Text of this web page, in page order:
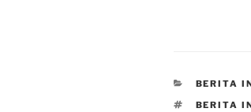
BERITA
TAGS
BERITA